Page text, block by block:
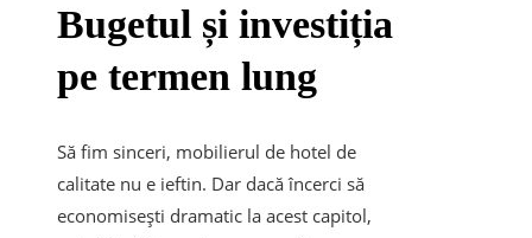
Bugetul și investiția
pe termen lung
Să fim sinceri, mobilierul de hotel de
calitate nu e ieftin. Dar dacă încerci să
economisești dramatic la acest capitol,